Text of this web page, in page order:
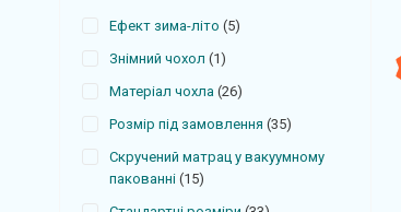
Ефект зима-літо 5
Знімний чохол 1
Матеріал чохла 26
Розмір під замовлення 35
Скручений матрац у вакуумному
пакованні 15